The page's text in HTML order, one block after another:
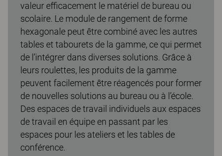
valeur efficacement le matériel de bureau ou
scolaire. Le module de rangement de forme
hexagonale peut être combiné avec les autres
tables et tabourets de la gamme, ce qui permet
de l’intégrer dans diverses solutions. Grâce à
leurs roulettes, les produits de la gamme
peuvent facilement être réagencés pour former
de nouvelles solutions au bureau ou à l’école.
Des espaces de travail individuels aux espaces
de travail en équipe en passant par les
espaces pour les ateliers et les tables de
conférence.